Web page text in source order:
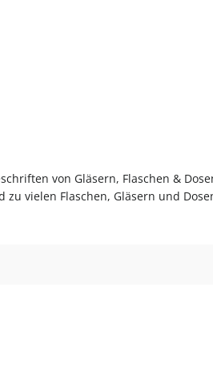
von Gläsern, Flaschen &
zu vielen Flaschen, Gläsern und
Gebrauch